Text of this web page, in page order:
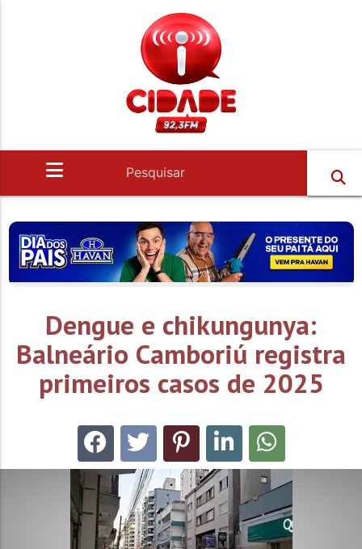
Dengue e chikungunya:
Balneário Camboriú registra
primeiros casos de 2025